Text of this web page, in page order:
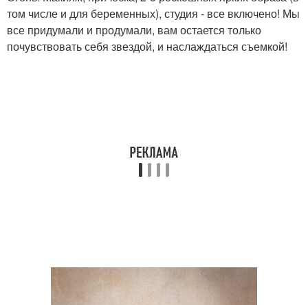
том числе и для беременных), студия - все включено! Мы
все придумали и продумали, вам остается только
почувствовать себя звездой, и наслаждаться съемкой!